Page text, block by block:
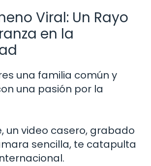
Viral: Un Rayo
en la
una familia común y
una pasión por la
un video casero, grabado
sencilla, te catapulta